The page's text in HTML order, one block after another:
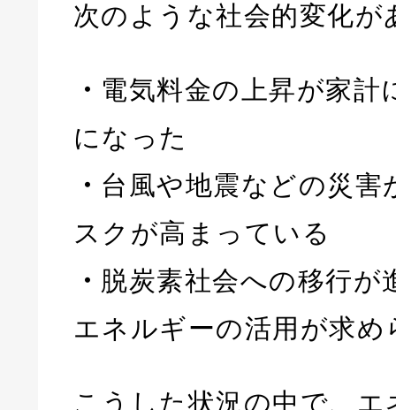
次のような社会的変化が
・ 電気料金の上昇が家計
になった
・ 台風や地震などの災害
スクが高まっている
・ 脱炭素社会への移行が
エネルギーの活用が求め
こうした状況の中で、エ